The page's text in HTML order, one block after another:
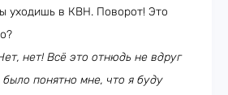
уходишь в КВН. Поворот! Это
нет! Всё это отнюдь не вдруг
понятно мне, что я буду